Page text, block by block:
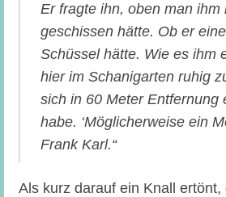
Er fragte ihn, oben man ihm
geschissen hätte. Ob er
Schüssel hätte. Wie es ihm
hier im Schanigarten ruhig
sich in 60 Meter Entfernung
habe. ‘Möglicherweise ein
Frank Karl.“
Als kurz darauf ein Knall ertönt,